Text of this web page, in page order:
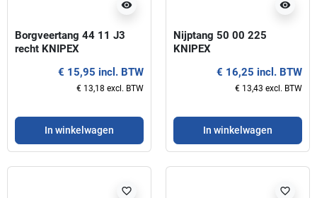
visibility
Borgveertang 44 11 J3
recht KNIPEX
€ 15,95 incl. BTW
€ 13,18 excl. BTW
In winkelwagen
visibility
Nijptang 50 00 225
KNIPEX
€ 16,25 incl. BTW
€ 13,43 excl. BTW
In winkelwagen
favorite_border favorite_border